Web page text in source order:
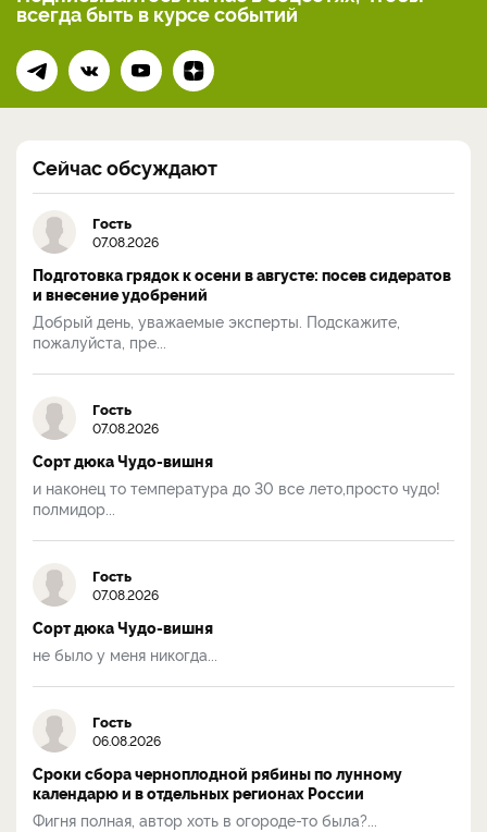
всегдабыть в курсе событий
Сейчас обсуждают
Гость
07.08.2026
Подготовка грядок к осени в августе: посев сидератов
и внесение удобрений
Добрый день, уважаемые эксперты. Подскажите,
пожалуйста, пре...
Гость
07.08.2026
Сорт дюка Чудо-вишня
и наконец то температура до 30 все лето,просто чудо!
полмидор...
Гость
07.08.2026
Сорт дюка Чудо-вишня
не было у меня никогда...
Гость
06.08.2026
Сроки сбора черноплодной рябины по лунному
календарю и в отдельных регионах России
Фигня полная, автор хоть в огороде-то была?...